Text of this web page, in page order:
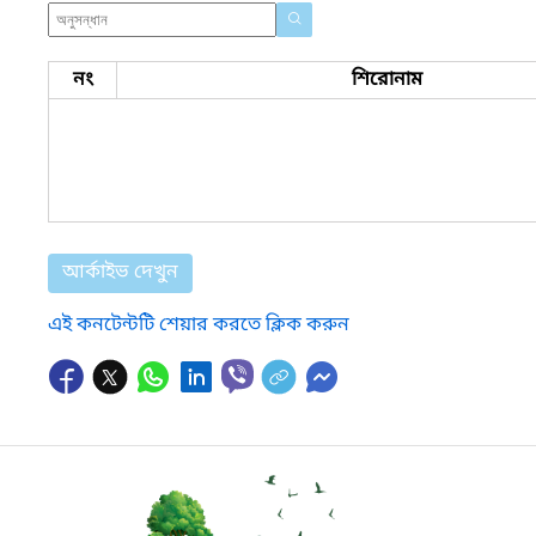
নং শিরোনাম
আর্কাইভ দেখুন
এই কনটেন্টটি শেয়ার করতে ক্লিক করুন